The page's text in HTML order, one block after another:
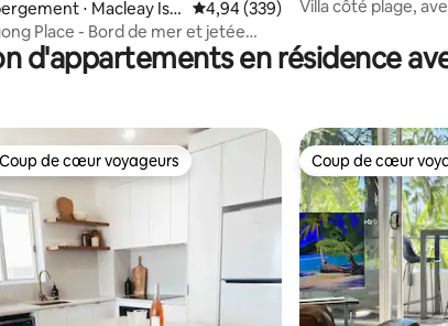
⋅ Macleay Isla Évaluation moyenne sur la base
4,94 (339)
Place - Bord de mer et jetée
Villa côté plage,
d'appartements en résidence
de cœur voyageurs les plus appréciés
Coup de cœur voyageurs Coup de cœur
Coup de cœur